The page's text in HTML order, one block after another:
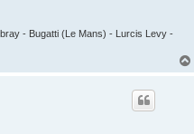
- Bugatti (Le Mans) - Lurcis Levy -